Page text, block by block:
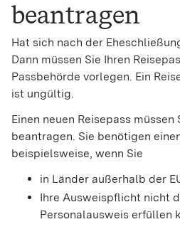
beantragen
Hat sich nach der
Dann müssen Sie Ihren
Passbehörde vorlegen. Ein
ist ungültig.
Einen neuen Reisepass müssen
beantragen. Sie benötigen
beispielsweise, wenn Sie
in Länder außerhalb der
Ihre Ausweispflicht nicht
Personalausweis erfüllen